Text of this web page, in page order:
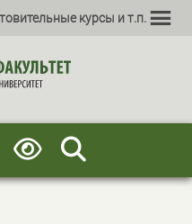
курсы и т.п.